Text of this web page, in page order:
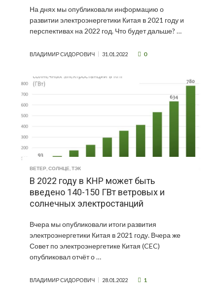
На днях мы опубликовали информацию о
развитии электроэнергетики Китая в 2021 году и
перспективах на 2022 год. Что будет дальше? …
ВЛАДИМИР СИДОРОВИЧ 31.01.2022 0
ВЕТЕР СОЛНЦЕ ТЭК
В 2022 году в КНР может быть
введено 140-150 ГВт ветровых и
солнечных электростанций
Вчера мы опубликовали итоги развития
электроэнергетики Китая в 2021 году. Вчера же
Совет по электроэнергетике Китая (CEC)
опубликовал отчёт о …
ВЛАДИМИР СИДОРОВИЧ 28.01.2022 1